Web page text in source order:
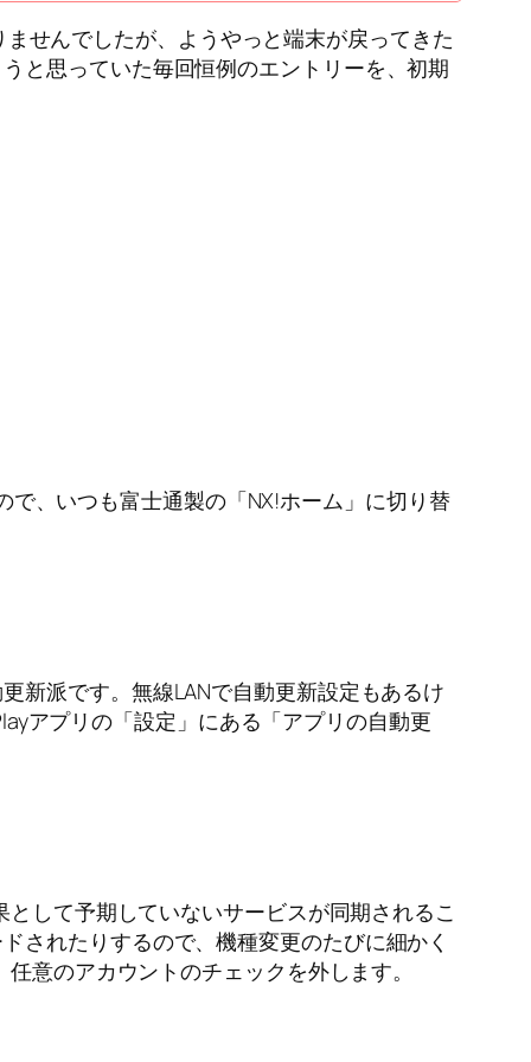
せんでしたが、ようやっと端末が戻ってきた
と思っていた毎回恒例のエントリーを、初期
、いつも富士通製の「NX!ホーム」に切り替
新派です。無線LANで自動更新設定もあるけ
アプリの「設定」にある「アプリの自動更
して予期していないサービスが同期されるこ
されたりするので、機種変更のたびに細かく
意のアカウントのチェックを外します。